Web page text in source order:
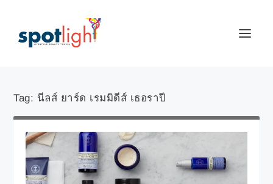
Tag: นีลส์ ยาร์ด เรมมิดีส์ เธอราปี